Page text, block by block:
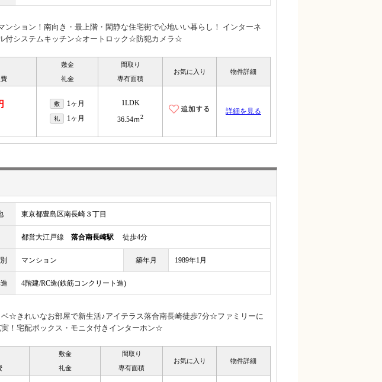
ンション！南向き・最上階・閑静な住宅街で心地いい暮らし！ インターネ
付システムキッチン☆オートロック☆防犯カメラ☆
敷金
礼金
間取り
専有面積
お気に入り 物件詳細
敷 1ヶ月
礼 1ヶ月
1LDK
36.54ｍ2
詳細を見る
東京都豊島区南長崎３丁目
都営大江戸線 落合南長崎駅 徒歩4分
マンション 築年月 1989年1月
4階建/RC造(鉄筋コンクリート造)
ベ☆きれいなお部屋で新生活♪アイテラス落合南長崎徒歩7分☆ファミリーに
！宅配ボックス・モニタ付きインターホン☆
敷金
礼金
間取り
専有面積
お気に入り 物件詳細